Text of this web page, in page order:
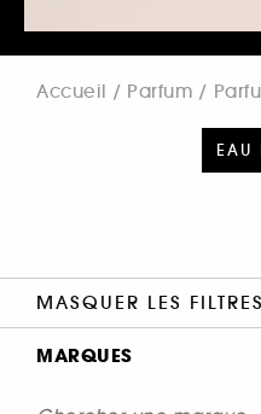
Accueil Parfum
EAU
MASQUER LES FILTRES
MARQUES